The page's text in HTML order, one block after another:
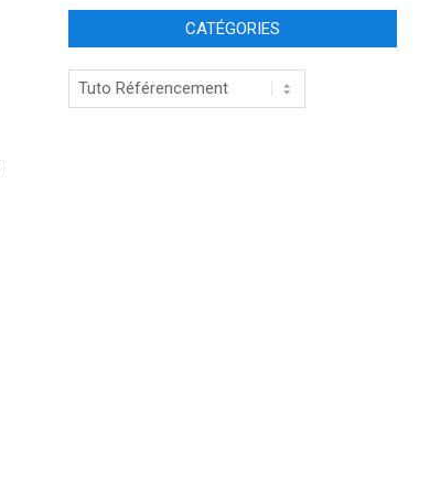
CATÉGORIES
Catégories